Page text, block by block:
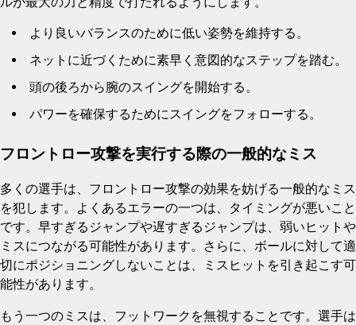
より良いバランスのために低い姿勢を維持する。
ネットに近づくために素早く意図的なステップを踏む。
頭の後ろから腕のスイングを開始する。
パワーを確保するためにスイングをフォローする。
フロントロー攻撃を実行する際の一般的なミス
多くの選手は、フロントロー攻撃の効果を妨げる一般的なミス
を犯します。よくあるエラーの一つは、タイミングが悪いこと
です。早すぎるジャンプや遅すぎるジャンプは、弱いヒットや
ミスにつながる可能性があります。さらに、ボールに対して適
切にポジショニングしないことは、ミスヒットを引き起こす可
能性があります。
もう一つのミスは、フットワークを無視することです。選手は